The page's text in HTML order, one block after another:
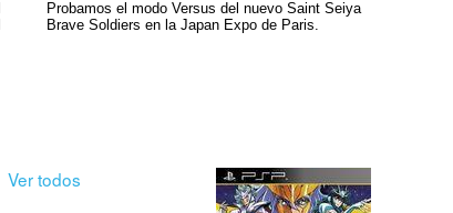
Probamos el modo Versus del nuevo Saint Seiya
Brave Soldiers en la Japan Expo de Paris.
Ver todos